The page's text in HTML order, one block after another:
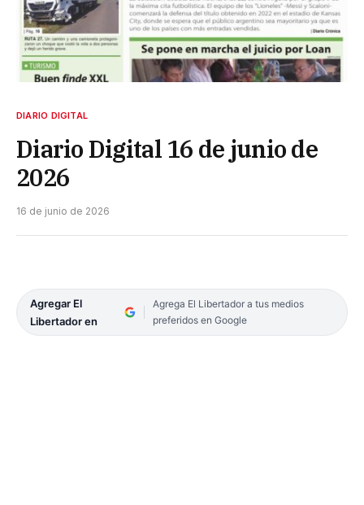
DIARIO DIGITAL
Diario Digital 16 de junio de
2026
16 de junio de 2026
Agregar El
Libertador en
Agrega El Libertador a tus medios
preferidos en Google